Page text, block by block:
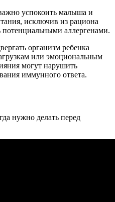
успокоить малыша и
исключив из рациона
аллергенами.
организм ребенка
или эмоциональным
могут нарушить
иммунного ответа.
нужно делать перед